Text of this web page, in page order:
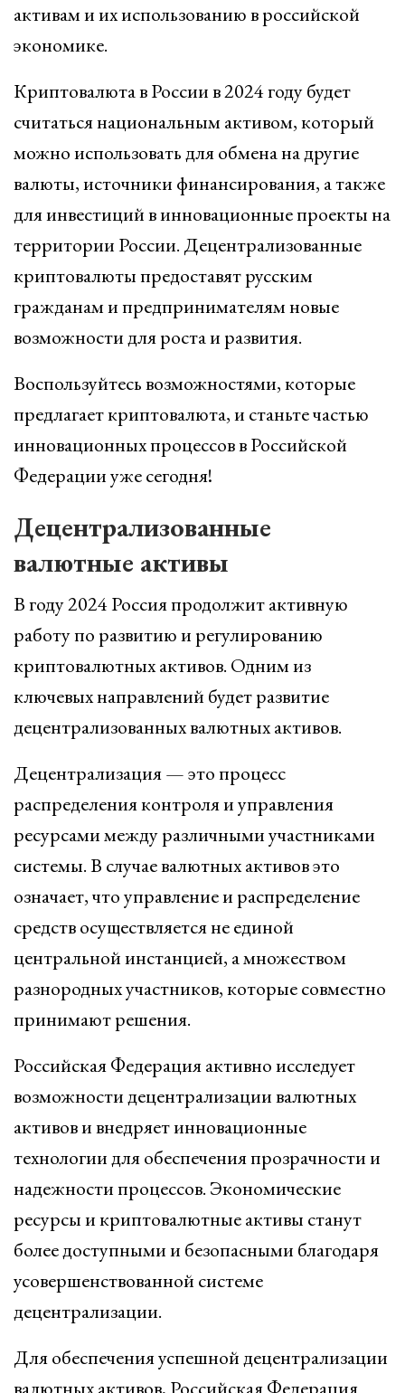
активам и их использованию в российской
экономике.
Криптовалюта в России в 2024 году будет
считаться национальным активом, который
можно использовать для обмена на другие
валюты, источники финансирования, а также
для инвестиций в инновационные проекты на
территории России. Децентрализованные
криптовалюты предоставят русским
гражданам и предпринимателям новые
возможности для роста и развития.
Воспользуйтесь возможностями, которые
предлагает криптовалюта, и станьте частью
инновационных процессов в Российской
Федерации уже сегодня!
Децентрализованные
валютные активы
В году 2024 Россия продолжит активную
работу по развитию и регулированию
криптовалютных активов. Одним из
ключевых направлений будет развитие
децентрализованных валютных активов.
Децентрализация — это процесс
распределения контроля и управления
ресурсами между различными участниками
системы. В случае валютных активов это
означает, что управление и распределение
средств осуществляется не единой
центральной инстанцией, а множеством
разнородных участников, которые совместно
принимают решения.
Российская Федерация активно исследует
возможности децентрализации валютных
активов и внедряет инновационные
технологии для обеспечения прозрачности и
надежности процессов. Экономические
ресурсы и криптовалютные активы станут
более доступными и безопасными благодаря
усовершенствованной системе
децентрализации.
Для обеспечения успешной децентрализации